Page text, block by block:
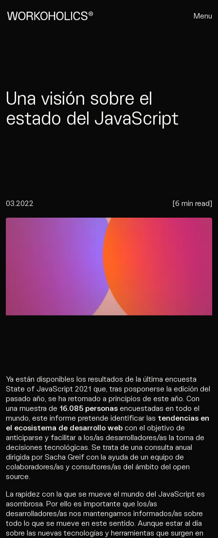
Menu
Una visión sobre el
estado del JavaScript
03.2022 [6 min read]
Ya están disponibles los resultados de la última encuesta
State of JavaScript 2021 que, tras posponerse la edición del
pasado año, se ha retomado a principios de este año. Con
una muestra de 16.085 personas encuestadas en todo el
mundo, este informe pretende identificar las tendencias en
el ecosistema de desarrollo web con el objetivo de
anticiparse y facilitar a los/as desarrolladores/as la toma de
decisiones tecnológicas. Se trata de una consulta anual
dirigida por Sacha Greif con la ayuda de un equipo de
colaboradores/as y consultores/as del ámbito del open
source.
La rapidez con la que se mueve el mundo del JavaScript es
asombrosa. Por ello es importante que los/as
desarrolladores/as nos mantengamos informados/as sobre
todo lo que se mueve en este sentido. Aunque estar al día
sobre las nuevas tecnologías y herramientas que surgen en